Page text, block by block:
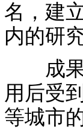
名，建
内的研
成果
用后受
等城市